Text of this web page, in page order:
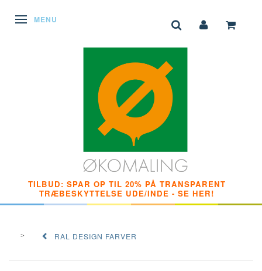
SKIFTE NAVIGATION
MENU
TILBUD: SPAR OP TIL 20% PÅ TRANSPARENT
TRÆBESKYTTELSE UDE/INDE - SE HER!
RAL DESIGN FARVER